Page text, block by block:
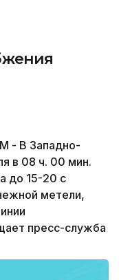
- В Западно-
в 08 ч. 00 мин.
до 15-20 с
метели,
пресс-служба